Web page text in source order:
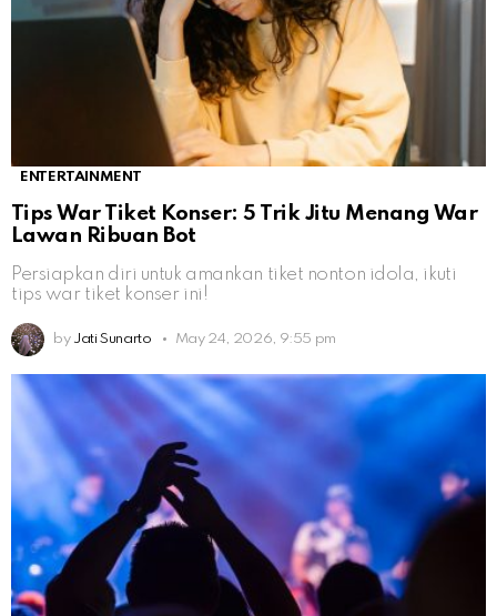
ENTERTAINMENT
Tips War Tiket Konser: 5 Trik Jitu Menang War
Lawan Ribuan Bot
Persiapkan diri untuk amankan tiket nonton idola, ikuti
tips war tiket konser ini!
by Jati Sunarto May 24, 2026, 9:55 pm